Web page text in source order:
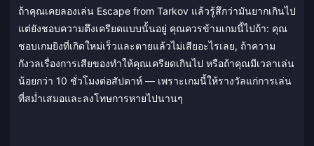
ถ้าคุณเคยลองเล่น Escape from Tarkov แล้วรู้สึกว่ามันยากเกินไป
แต่ยังชอบความตึงเครียดแบบนั้นอยู่ คุณควรข้ามเกมนี้ไปถ้า: คุณ
ชอบเกมยิงที่เกิดใหม่เร็วและตายแล้วไม่เสียอะไรเลย, ถ้าความ
กังวลเรื่องการเสียของทำให้คุณเครียดเกินไป หรือถ้าคุณมีเวลาเล่น
น้อยกว่า 10 ชั่วโมงต่อสัปดาห์ — เพราะเกมนี้ให้รางวัลแก่การเล่น
ที่สม่ำเสมอและลงโทษการหายไปนานๆ